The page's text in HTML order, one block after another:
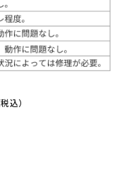
配信/ライブ
機器
税込）